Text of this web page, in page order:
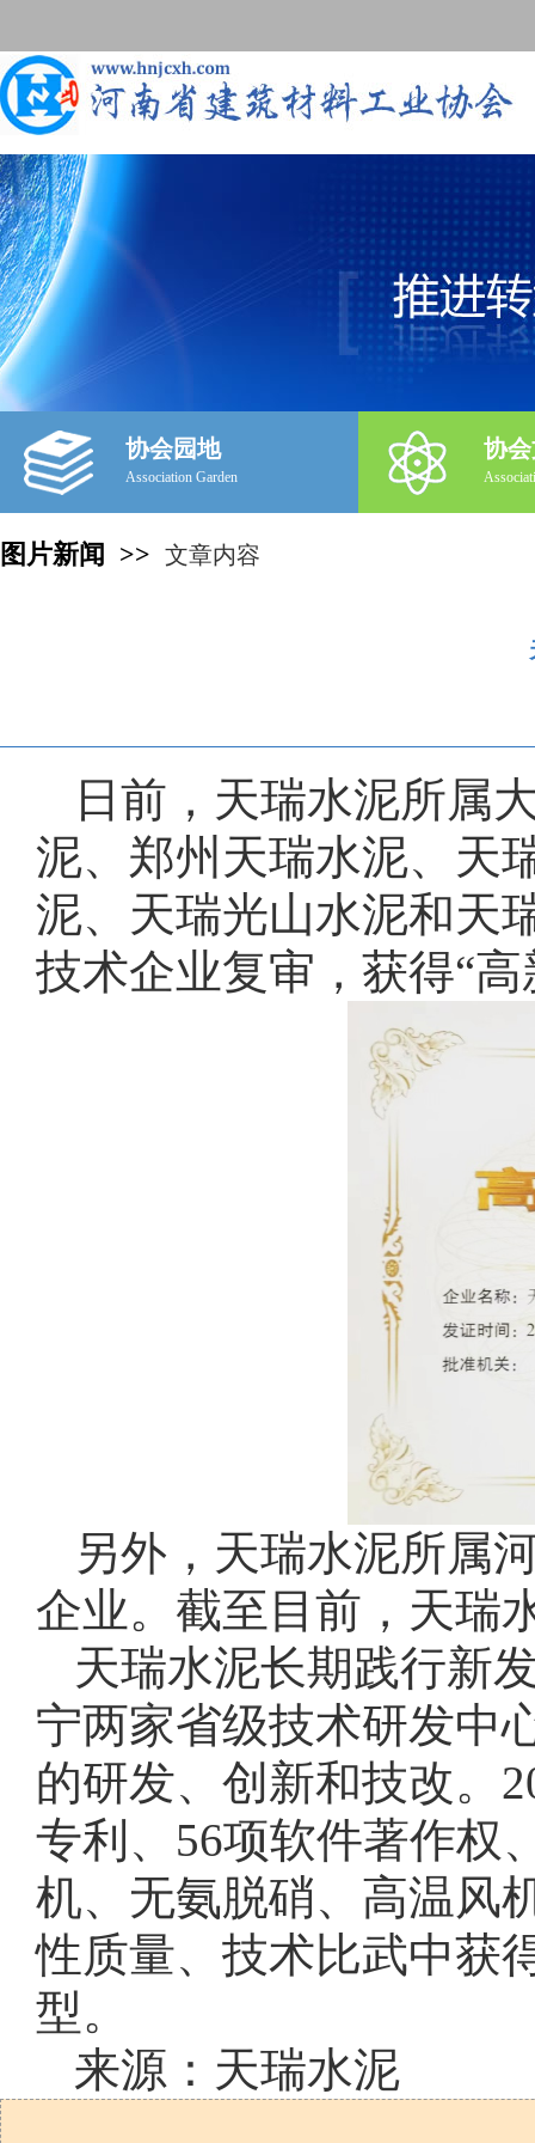
协会园地
Association Garden
协
图片新闻 >> 文章内容
日前，天瑞水泥所属
泥、郑州天瑞水泥、天
泥、天瑞光山水泥和天
技术企业复审，获得“
另外，天瑞水泥所属
企业。截至目前，天瑞
天瑞水泥长期践行新
宁两家省级技术研发中
的研发、创新和技改。
专利、56项软件著作权
机、无氨脱硝、高温风
性质量、技术比武中获
型。
来源：天瑞水泥